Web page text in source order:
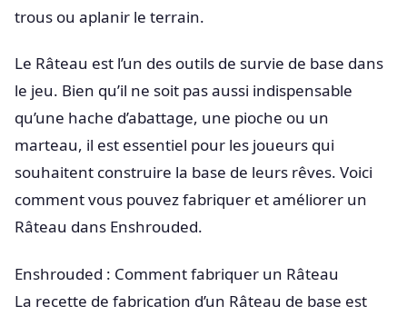
trous ou aplanir le terrain.
Le Râteau est l’un des outils de survie de base dans
le jeu. Bien qu’il ne soit pas aussi indispensable
qu’une hache d’abattage, une pioche ou un
marteau, il est essentiel pour les joueurs qui
souhaitent construire la base de leurs rêves. Voici
comment vous pouvez fabriquer et améliorer un
Râteau dans Enshrouded.
Enshrouded : Comment fabriquer un Râteau
La recette de fabrication d’un Râteau de base est